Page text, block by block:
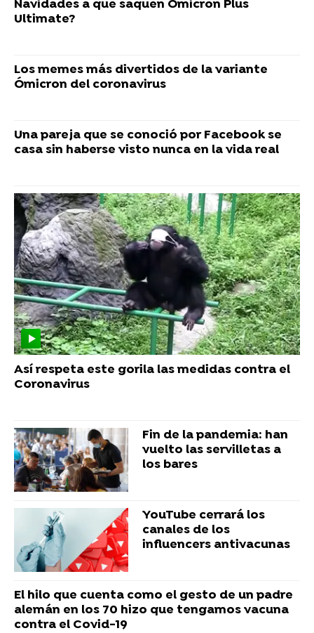
Navidades a que saquen Ómicron Plus
Ultimate?
Los memes más divertidos de la variante
Ómicron del coronavirus
Una pareja que se conoció por Facebook se
casa sin haberse visto nunca en la vida real
Así respeta este gorila las medidas contra el
Coronavirus
Fin de la pandemia: han
vuelto las servilletas a
los bares
YouTube cerrará los
canales de los
influencers antivacunas
El hilo que cuenta como el gesto de un padre
alemán en los 70 hizo que tengamos vacuna
contra el Covid-19